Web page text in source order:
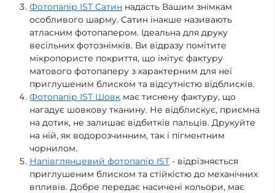
Фотопапір IST Сатин надасть Вашим знімкам
особливого шарму. Сатин інакше називають
атласним фотопапером. Ідеальна для друку
весільних фотознімків. Ви відразу помітите
мікропористе покриття, що імітує фактуру
матового фотопаперу з характерним для неї
приглушеним блиском та відсутністю відблисків.
Фотопапір IST Шовк має тиснену фактуру, що
нагадує шовкову тканину. Не відблискує, приємна
на дотик, не залишає відбитків пальців. Друкуйте
на ній, як водорозчинним, так і пігментним
чорнилом.
Напівглянцевий фотопапір IST - відрізняється
приглушеним блиском та стійкістю до механічних
впливів. Добре передає насичені кольори, має